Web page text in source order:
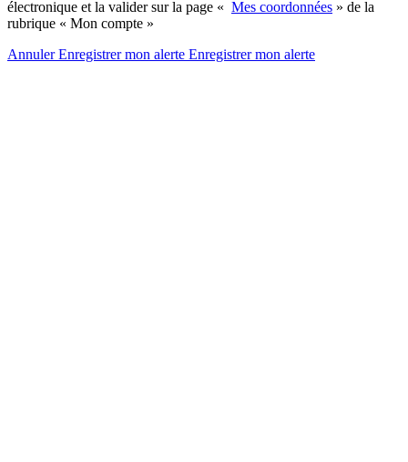
électronique et la valider sur la page « Mes coordonnées » de la
rubrique « Mon compte »
AnnulerEnregistrer mon alerte Enregistrermon alerte